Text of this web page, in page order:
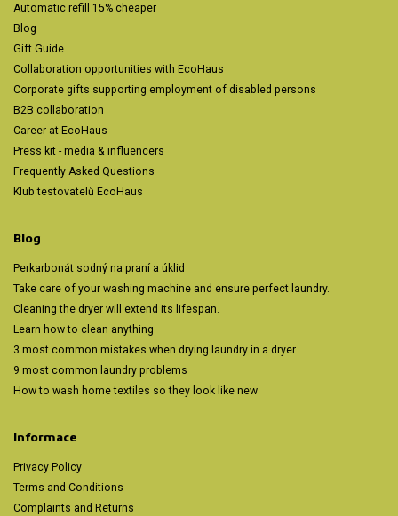
Automatic refill 15% cheaper
Blog
Gift Guide
Collaboration opportunities with EcoHaus
Corporate gifts supporting employment of disabled persons
B2B collaboration
Career at EcoHaus
Press kit - media & influencers
Frequently Asked Questions
Klub testovatelů EcoHaus
Blog
Perkarbonát sodný na praní a úklid
Take care of your washing machine and ensure perfect laundry.
Cleaning the dryer will extend its lifespan.
Learn how to clean anything
3 most common mistakes when drying laundry in a dryer
9 most common laundry problems
How to wash home textiles so they look like new
Informace
Privacy Policy
Terms and Conditions
Complaints and Returns